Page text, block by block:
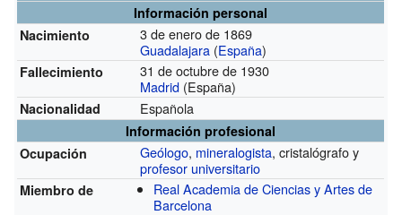
Información personal
Nacimiento
3 de enero de 1869
Guadalajara (España)
Fallecimiento
31 de octubre de 1930
Madrid (España)
Nacionalidad Española
Información profesional
Ocupación
Geólogo, mineralogista, cristalógrafo y
profesor universitario
Miembro de
Real Academia de Ciencias y Artes de
Barcelona